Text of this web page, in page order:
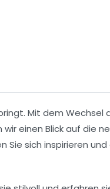
Mit dem Wechsel
einen Blick auf die
Sie sich inspirieren